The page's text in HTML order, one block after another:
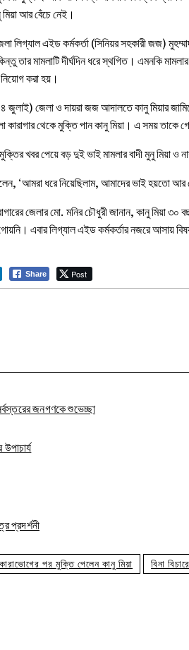
আর বেঁচে নেই।
লিগ্যাল এইড কর্মকর্তা (সিনিয়র সহকারী জজ)
তার মামলাটি দীর্ঘদিন ধরে স্থগিত। এমনকি
করা হয়।
জুলাই) জেলা ও দায়রা জজ আদালতে কানু মিয়ার
কারাগার থেকে মুক্তি পান কানু মিয়া। এ সময় তাকে
খবর পেয়ে বড় দুই ভাই মামলার বাদী মুনু মিয়া
‘আমরা ধরে নিয়েছিলাম, আমাদের ভাই হয়তো
জেলার মো. মনির চৌধুরী জানান, কানু মিয়া
এবার লিগ্যাল এইড কর্মকর্তার নজরে আসায়
Share Post
জনগণকে শুভেচ্ছা
প্রদর্শনী
পর মুক্তি পেলেন কানু মিয়া বিনা